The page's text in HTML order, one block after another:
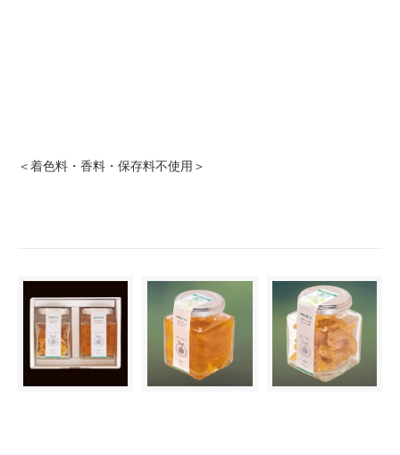
＜着色料・香料・保存料不使用＞